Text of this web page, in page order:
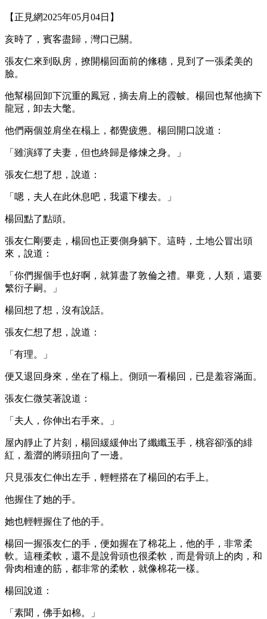
【正見網2025年05月04日】
亥時了，賓客盡歸，灣口已關。
張友仁來到臥房，撩開楊回面前的絛穗，見到了一張柔美的
臉。
他幫楊回卸下沉重的鳳冠，摘去肩上的霞帔。楊回也幫他摘下
龍冠，卸去大氅。
他們兩個並肩坐在榻上，都覺疲憊。楊回開口說道：
「雖演繹了夫妻，但也終歸是修煉之身。」
張友仁想了想，說道：
「嗯，夫人在此休息吧，我還下樓去。」
楊回點了點頭。
張友仁剛要走，楊回也正要側身躺下。這時，土地公冒出頭
來，說道：
「你們握個手也好啊，就算盡了敦倫之禮。畢竟，人類，還要
繁衍子嗣。」
楊回想了想，沒有說話。
張友仁想了想，說道：
「有理。」
便又退回身來，坐在了榻上。側頭一看楊回，已是羞容滿面。
張友仁微笑著說道：
「夫人，你伸出右手來。」
屋內靜止了片刻，楊回緩緩伸出了纖纖玉手，桃容卻漲的緋
紅，羞澀的將頭扭向了一邊。
只見張友仁伸出左手，輕輕搭在了楊回的右手上。
他握住了她的手。
她也輕輕握住了他的手。
楊回一握張友仁的手，便如握在了棉花上，他的手，非常柔
軟。這種柔軟，還不是說骨頭也很柔軟，而是骨頭上的肉，和
骨肉相連的筋，都非常的柔軟，就像棉花一樣。
楊回說道：
「素聞，佛手如棉。」